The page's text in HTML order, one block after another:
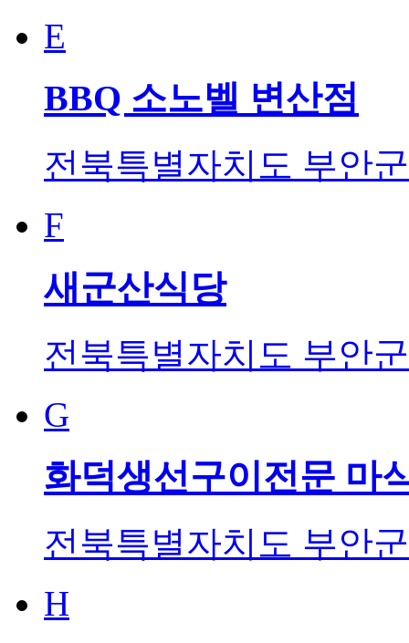
E
BBQ 소노벨 변산점
전북특별자치도 부안
F
새군산식당
전북특별자치도 부안
G
화덕생선구이전문 마
전북특별자치도 부안
H